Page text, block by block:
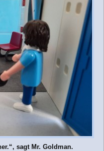
sagt Mr. Goldman.